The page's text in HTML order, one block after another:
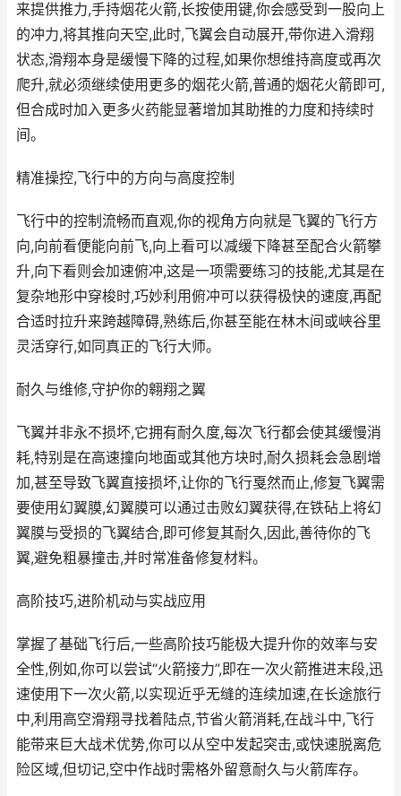
来提供推力,手持烟花火箭,长按使用键,你会感受到一股向上
的冲力,将其推向天空,此时,飞翼会自动展开,带你进入滑翔
状态,滑翔本身是缓慢下降的过程,如果你想维持高度或再次
爬升,就必须继续使用更多的烟花火箭,普通的烟花火箭即可,
但合成时加入更多火药能显著增加其助推的力度和持续时
间。
精准操控,飞行中的方向与高度控制
飞行中的控制流畅而直观,你的视角方向就是飞翼的飞行方
向,向前看便能向前飞,向上看可以减缓下降甚至配合火箭攀
升,向下看则会加速俯冲,这是一项需要练习的技能,尤其是在
复杂地形中穿梭时,巧妙利用俯冲可以获得极快的速度,再配
合适时拉升来跨越障碍,熟练后,你甚至能在林木间或峡谷里
灵活穿行,如同真正的飞行大师。
耐久与维修,守护你的翱翔之翼
飞翼并非永不损坏,它拥有耐久度,每次飞行都会使其缓慢消
耗,特别是在高速撞向地面或其他方块时,耐久损耗会急剧增
加,甚至导致飞翼直接损坏,让你的飞行戛然而止,修复飞翼需
要使用幻翼膜,幻翼膜可以通过击败幻翼获得,在铁砧上将幻
翼膜与受损的飞翼结合,即可修复其耐久,因此,善待你的飞
翼,避免粗暴撞击,并时常准备修复材料。
高阶技巧,进阶机动与实战应用
掌握了基础飞行后,一些高阶技巧能极大提升你的效率与安
全性,例如,你可以尝试“火箭接力”,即在一次火箭推进末段,迅
速使用下一次火箭,以实现近乎无缝的连续加速,在长途旅行
中,利用高空滑翔寻找着陆点,节省火箭消耗,在战斗中,飞行
能带来巨大战术优势,你可以从空中发起突击,或快速脱离危
险区域,但切记,空中作战时需格外留意耐久与火箭库存。